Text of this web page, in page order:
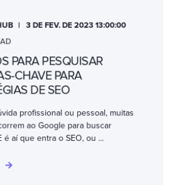
3 DE FEV. DE 2023 13:00:00
PARA PESQUISAR
CHAVE PARA
DE SEO
profissional ou pessoal, muitas
ao Google para buscar
é aí que entra o SEO, ou ...